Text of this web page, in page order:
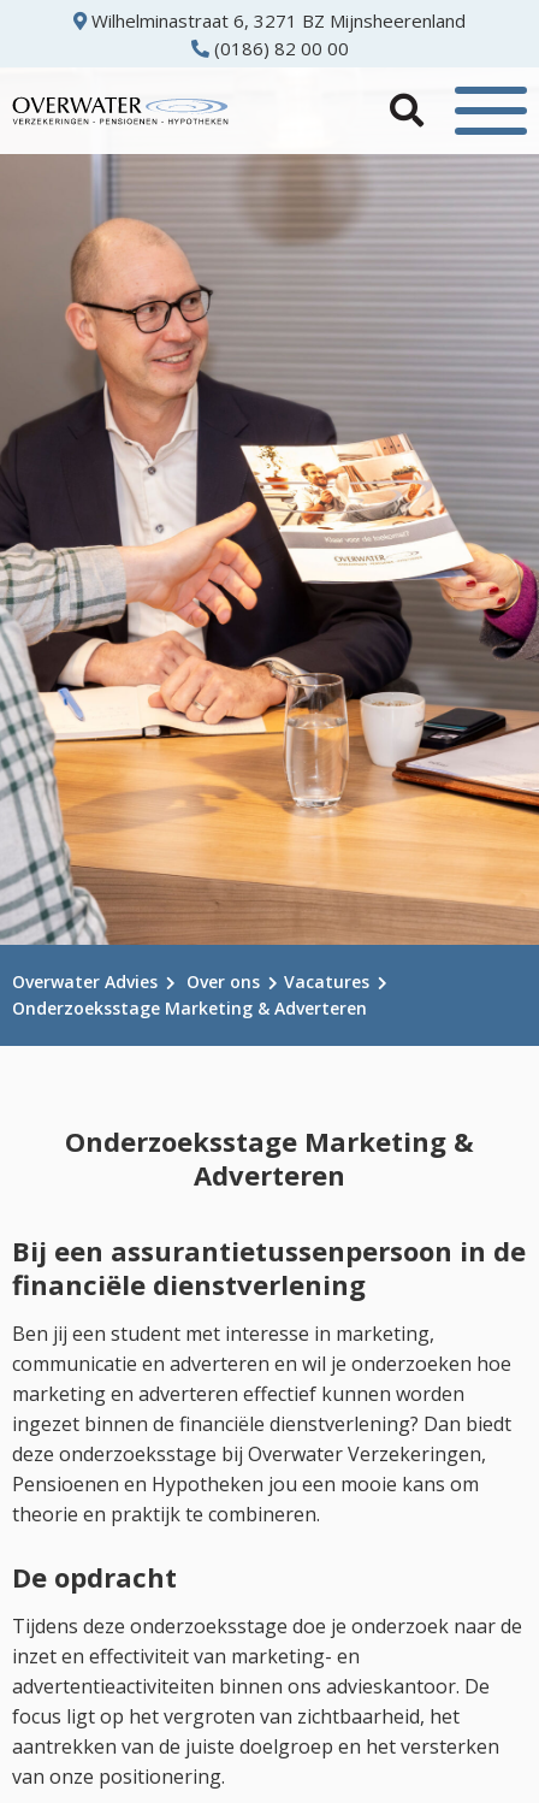
Wilhelminastraat 6, 3271 BZ Mijnsheerenland
(0186) 82 00 00
Overwater Advies Over ons
Vacatures
Onderzoeksstage Marketing & Adverteren
Onderzoeksstage Marketing &
Adverteren
Bij een assurantietussenpersoon in de
financiële dienstverlening
Ben jij een student met interesse in marketing,
communicatie en adverteren en wil je onderzoeken hoe
marketing en adverteren effectief kunnen worden
ingezet binnen de financiële dienstverlening? Dan biedt
deze onderzoeksstage bij Overwater Verzekeringen,
Pensioenen en Hypotheken jou een mooie kans om
theorie en praktijk te combineren.
De opdracht
Tijdens deze onderzoeksstage doe je onderzoek naar de
inzet en effectiviteit van marketing- en
advertentieactiviteiten binnen ons advieskantoor. De
focus ligt op het vergroten van zichtbaarheid, het
aantrekken van de juiste doelgroep en het versterken
van onze positionering.